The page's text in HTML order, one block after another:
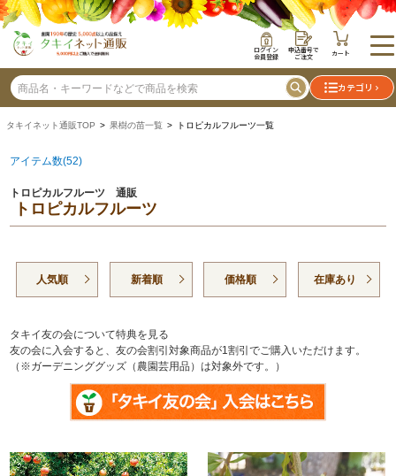
ログイン
会員登録
申込番号で
ご注文 カート
カテゴリ
タキイネット通販TOP > 果樹の苗一覧 > トロピカルフルーツ一覧
アイテム数(52)
トロピカルフルーツ 通販
トロピカルフルーツ
人気順 新着順 価格順 在庫あり
タキイ友の会について特典を見る
友の会に入会すると、友の会割引対象商品が1割引でご購入いただけます。
（※ガーデニンググッズ（農園芸用品）は対象外です。）